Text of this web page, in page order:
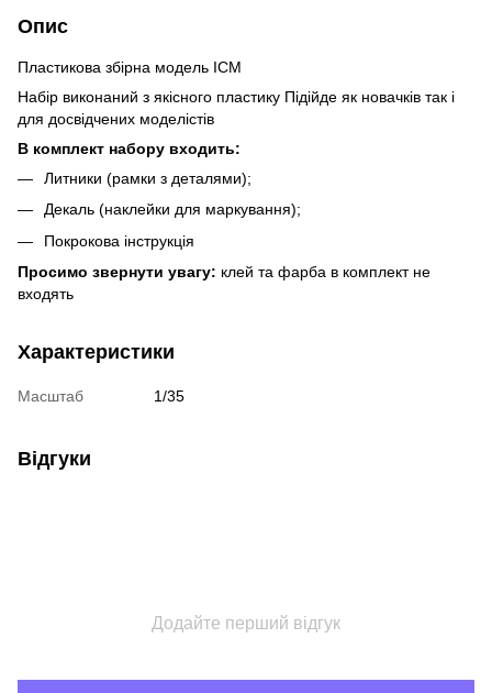
Опис
Пластикова збірна модель ICM
Набір виконаний з якісного пластику Підійде як новачків так і
для досвідчених моделістів
В комплект набору входить:
Литники (рамки з деталями);
Декаль (наклейки для маркування);
Покрокова інструкція
Просимо звернути увагу: клей та фарба в комплект не
входять
Характеристики
Масштаб 1/35
Відгуки
Додайте перший відгук